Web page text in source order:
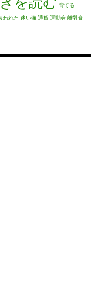
育てる
われた 迷い猫 通貨 運動会 離乳食